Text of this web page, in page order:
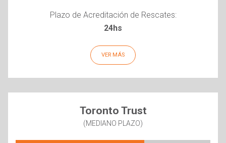
Plazo de Acreditación de Rescates:
24hs
VER MÁS
Toronto Trust
(MEDIANO PLAZO)